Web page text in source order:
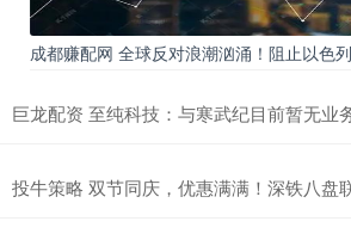
成都赚配网 全球反对浪潮汹涌！阻止以色
巨龙配资 至纯科技：与寒武纪目前暂无业
投牛策略 双节同庆，优惠满满！深铁八盘